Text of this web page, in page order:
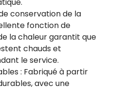
conservation de la
fonction de
la chaleur garantit que
chauds et
le service.
: Fabriqué à partir
avec une